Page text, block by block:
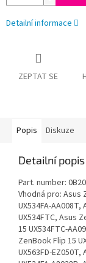
Detailní informace
ZEPTAT SE
Popis Diskuze
Detailní
Part. number:
Vhodná pro: Asus
UX534FA-
UX534FTC, Asus
15 UX534FTC-
ZenBook Flip 15
UX563FD-